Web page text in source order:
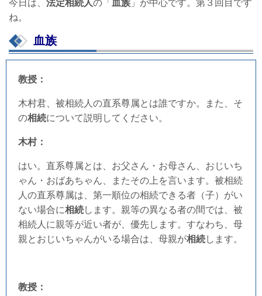
今日は、 法定相続人の「 血族 」が中心です。第３回目です
ね。
血族
教授：
木村君、被相続人の直系尊属とは誰ですか。また、そ
の相続について説明してください。
木村：
はい。直系尊属とは、お父さん・お母さん、おじいち
ゃん・おばあちゃん、またその上を言います。被相続
人の直系尊属は、第一順位の相続できる者（子）がい
ない場合に相続します。親等の異なる者の間では、被
相続人に親等が近い者が、優先します。すなわち、母
親とおじいちゃんがいる場合は、母親が相続します。
教授：